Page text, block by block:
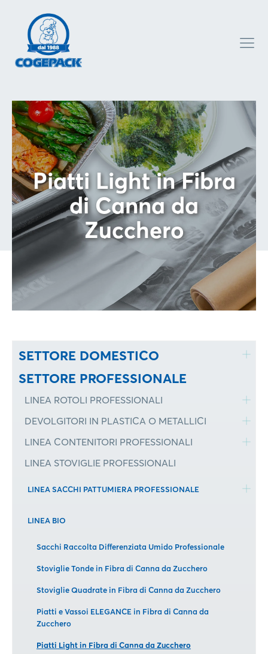
Piatti Light in Fibra
di Canna da
Zucchero
SETTORE DOMESTICO
SETTORE PROFESSIONALE
LINEA ROTOLI PROFESSIONALI
DEVOLGITORI IN PLASTICA O METALLICI
LINEA CONTENITORI PROFESSIONALI
LINEA STOVIGLIE PROFESSIONALI
LINEA SACCHI PATTUMIERA PROFESSIONALE
LINEA BIO
Sacchi Raccolta Differenziata Umido Professionale
Stoviglie Tonde in Fibra di Canna da Zucchero
Stoviglie Quadrate in Fibra di Canna da Zucchero
Piatti e Vassoi ELEGANCE in Fibra di Canna da
Zucchero
Piatti Light in Fibra di Canna da Zucchero